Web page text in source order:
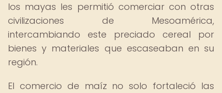
los mayas les permitió comerciar con otras
civilizaciones de Mesoamérica,
intercambiando este preciado cereal por
bienes y materiales que escaseaban en su
región.
El comercio de maíz no solo fortaleció las